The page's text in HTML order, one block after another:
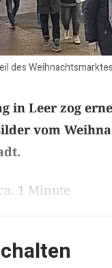
des
in Leer zog
vom
1 Minute